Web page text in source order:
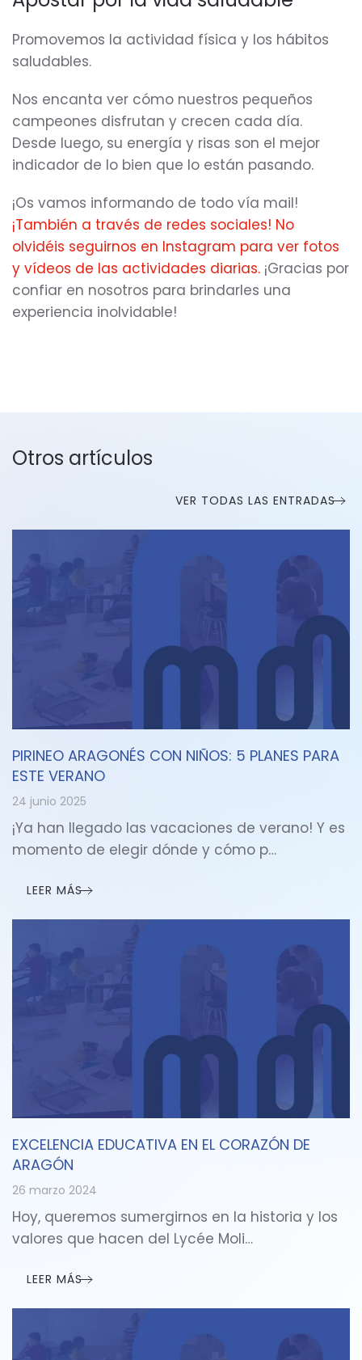
Promovemos la actividad física y los hábitos
saludables.
Nos encanta ver cómo nuestros pequeños
campeones disfrutan y crecen cada día.
Desde luego, su energía y risas son el mejor
indicador de lo bien que lo están pasando.
¡Os vamos informando de todo vía mail!
¡También a través de redes sociales! No
olvidéis seguirnos en Instagram para ver fotos
y vídeos de las actividades diarias. ¡Gracias por
confiar en nosotros para brindarles una
experiencia inolvidable!
Otros artículos
VER TODAS LAS ENTRADAS
PIRINEO ARAGONÉS CON NIÑOS: 5 PLANES PARA
ESTE VERANO
24 junio 2025
¡Ya han llegado las vacaciones de verano! Y es
momento de elegir dónde y cómo p…
LEER MÁS
EXCELENCIA EDUCATIVA EN EL CORAZÓN DE
ARAGÓN
26 marzo 2024
Hoy, queremos sumergirnos en la historia y los
valores que hacen del Lycée Moli…
LEER MÁS